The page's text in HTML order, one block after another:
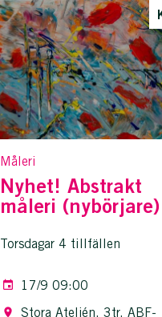
Måleri
Nyhet! Abstrakt
måleri (nybörjare)
Torsdagar 4 tillfällen
17/9 09:00
Stora Ateljén, 3tr, ABF-